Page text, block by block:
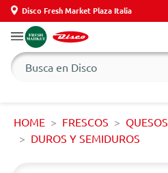
Disco Fresh Market Plaza Italia
HOME FRESCOS
QUESOS
DUROS Y SEMIDUROS